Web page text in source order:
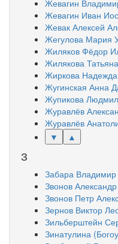
Жевагин
Жевагин Иван
Жевак Алексей
Жегулова Мария
Жиляков Фёдор
Жилякова Татьяна
Жиркова
Жугинская Анна
Жупикова
Журавлёв
Журавлёв
▼
▲
З
Забара Владимир
Звонов
Звонов Петр
Зернов Виктор
Зильберштейн
Зинатулина